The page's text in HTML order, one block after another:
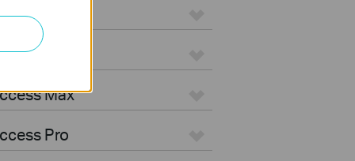
Max
Pro